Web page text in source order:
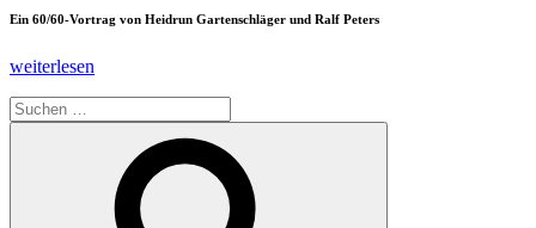
Ein 60/60-Vortrag von Heidrun Gartenschläger und Ralf Peters
„60/60-
Brügge
|
weiterlesen
Suchen
nach: